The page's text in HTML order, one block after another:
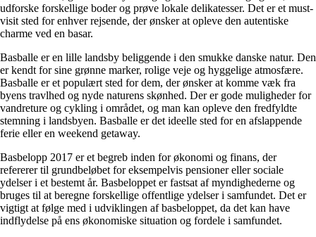
udforske forskellige boder og prøve lokale delikatesser. Det er et must-
visit sted for enhver rejsende, der ønsker at opleve den autentiske
charme ved en basar.
Basballe er en lille landsby beliggende i den smukke danske natur. Den
er kendt for sine grønne marker, rolige veje og hyggelige atmosfære.
Basballe er et populært sted for dem, der ønsker at komme væk fra
byens travlhed og nyde naturens skønhed. Der er gode muligheder for
vandreture og cykling i området, og man kan opleve den fredfyldte
stemning i landsbyen. Basballe er det ideelle sted for en afslappende
ferie eller en weekend getaway.
Basbelopp 2017 er et begreb inden for økonomi og finans, der
refererer til grundbeløbet for eksempelvis pensioner eller sociale
ydelser i et bestemt år. Basbeloppet er fastsat af myndighederne og
bruges til at beregne forskellige offentlige ydelser i samfundet. Det er
vigtigt at følge med i udviklingen af basbeloppet, da det kan have
indflydelse på ens økonomiske situation og fordele i samfundet.